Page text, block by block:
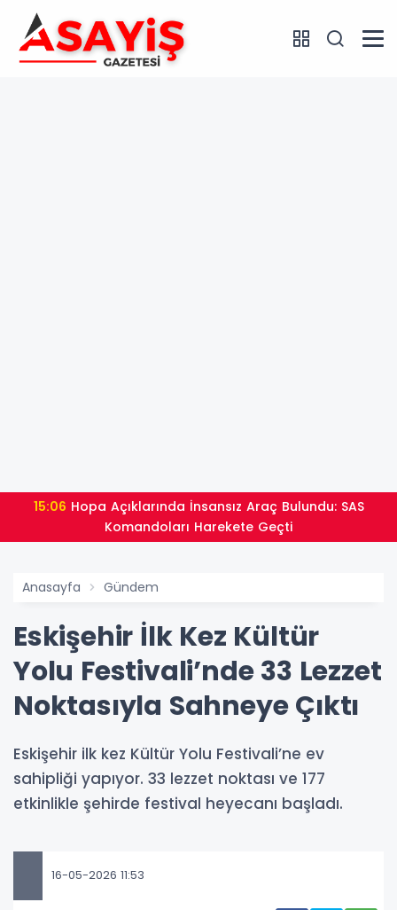
15:06
Komandoları Harekete Geçti
Anasayfa Gündem
Eskişehir İlk Kez Kültür
Yolu Festivali’nde 33 Lezzet
Noktasıyla Sahneye Çıktı
Eskişehir ilk kez Kültür Yolu Festivali’ne ev
sahipliği yapıyor. 33 lezzet noktası ve 177
etkinlikle şehirde festival heyecanı başladı.
16-05-2026 11:53